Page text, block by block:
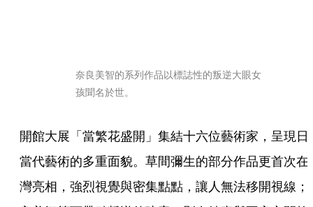
奈良美智的系列作品以標誌性的叛逆大眼女
孩聞名於世。
開館大展「當繁花盛開」集結十六位藝術家，呈現日
當代藝術的多重面貌。草間彌生的部分作品更首次在
灣亮相，強烈視覺與密集點點，讓人無法移開視線；